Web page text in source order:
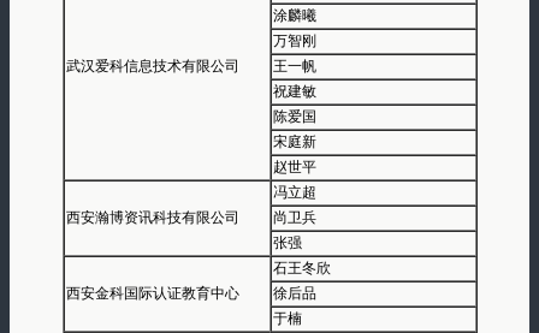
武汉爱科信息技术有限公司
涂麟曦
万智刚
王一帆
祝建敏
陈爱国
宋庭新
赵世平
西安瀚博资讯科技有限公司
冯立超
尚卫兵
张强
西安金科国际认证教育中心
石王冬欣
徐后品
于楠